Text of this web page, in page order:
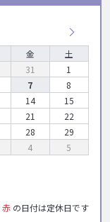
金
土
31
1
7
8
14
15
21
22
28
29
4
5
赤 の日付は定休日です